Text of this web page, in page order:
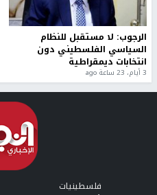
الرجوب: لا مستقبل للنظام
السياسي الفلسطيني دون
انتخابات ديمقراطية
3 أيام، 23 ساعة ago
فلسطينيات